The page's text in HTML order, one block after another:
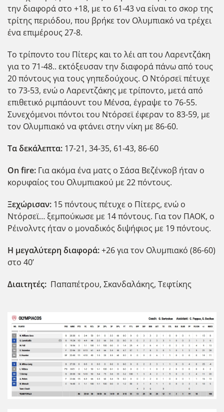
την διαφορά στο +18, με το 61-43 να είναι το σκορ της
τρίτης περιόδου, που βρήκε τον Ολυμπιακό να τρέχει
ένα επιμέρους 27-8.
Το τρίποντο του Πίτερς και το λέι απ του Λαρεντζάκη
για το 71-48.. εκτόξευσαν την διαφορά πάνω από τους
20 πόντους για τους γηπεδούχους. Ο Ντόρσεϊ πέτυχε
το 73-53, ενώ ο Λαρεντζάκης με τρίποντο, μετά από
επιθετικό ριμπάουντ του Μένσα, έγραψε το 76-55.
Συνεχόμενοι πόντοι του Ντόρσεϊ έφεραν το 83-59, με
τον Ολυμπιακό να φτάνει στην νίκη με 86-60.
Τα δεκάλεπτα: 17-21, 34-35, 61-43, 86-60
Οn fire: Για ακόμα ένα ματς ο Σάσα Βεζένκοβ ήταν ο
κορυφαίος του Ολυμπιακού με 22 πόντους.
Ξεχώρισαν: 15 πόντους πέτυχε ο Πίτερς, ενώ ο
Ντόρσεϊ… ξεμπούκωσε με 14 πόντους. Για τον ΠΑΟΚ, ο
Ρέινολντς ήταν ο μοναδικός διψήφιος με 19 πόντους.
Η μεγαλύτερη διαφορά:+26 για τον Ολυμπιακό (86-60)
στο 40’
Διαιτητές: Παπαπέτρου, Σκανδαλάκης, Τεφτίκης